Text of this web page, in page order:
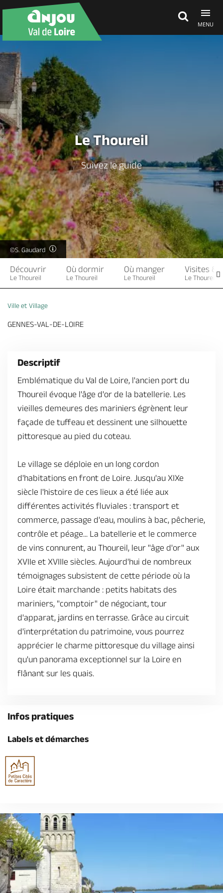
MENU
Découvrir
À voir, à faire
Agenda
Dormir, manger
Séjours, cadeaux
Billetterie en ligne
Le Thoureil
Suivez le guide
©S. Gaudard
Découvrir
Le Thoureil
Où dormir
Le Thoureil
Où manger
Le Thoureil
Visites &
Le Thoureil
Ville et Village
GENNES-VAL-DE-LOIRE
Descriptif
Emblématique du Val de Loire, l'ancien port du
Thoureil évoque l'âge d'or de la batellerie. Les
vieilles demeures des mariniers égrènent leur
façade de tuffeau et dessinent une silhouette
pittoresque au pied du coteau.
Le village se déploie en un long cordon
d'habitations en front de Loire. Jusqu'au XIXe
siècle l'histoire de ces lieux a été liée aux
différentes activités fluviales : transport et
commerce, passage d'eau, moulins à bac, pêcherie,
contrôle et péage... La batellerie et le commerce
de vins connurent, au Thoureil, leur "âge d'or" aux
XVIIe et XVIIIe siècles. Aujourd'hui de nombreux
témoignages subsistent de cette période où la
Loire était marchande : petits habitats des
mariniers, "comptoir" de négociant, tour
d'apparat, jardins en terrasse. Grâce au circuit
d'interprétation du patrimoine, vous pourrez
apprécier le charme pittoresque du village ainsi
qu'un panorama exceptionnel sur la Loire en
flânant sur les quais.
Infos pratiques
Labels et démarches